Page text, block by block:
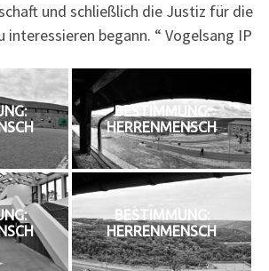
und schließlich die Justiz für die
interessieren begann. “ Vogelsang IP
BESTIMMUNG:
HERRENMENSCH
BESTIMMUNG:
HERRENMENSCH